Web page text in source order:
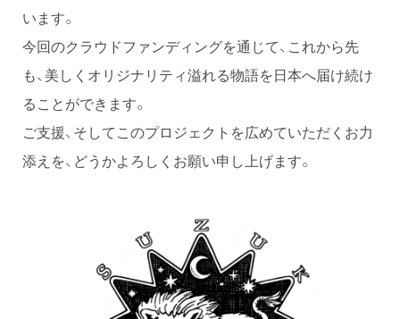
います。
今回のクラウドファンディングを通じて、これから先
も、美しくオリジナリティ溢れる物語を日本へ届け続け
ることができます。
ご支援、そしてこのプロジェクトを広めていただくお力
添えを、どうかよろしくお願い申し上げます。